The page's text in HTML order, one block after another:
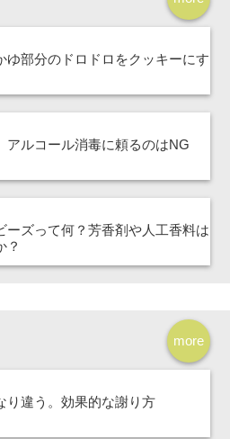
ゆ部分のドロドロをクッキーにす
アルコール消毒に頼るのはNG
ーズって何？芳香剤や人工香料は
？
more
り違う。効果的な謝り方